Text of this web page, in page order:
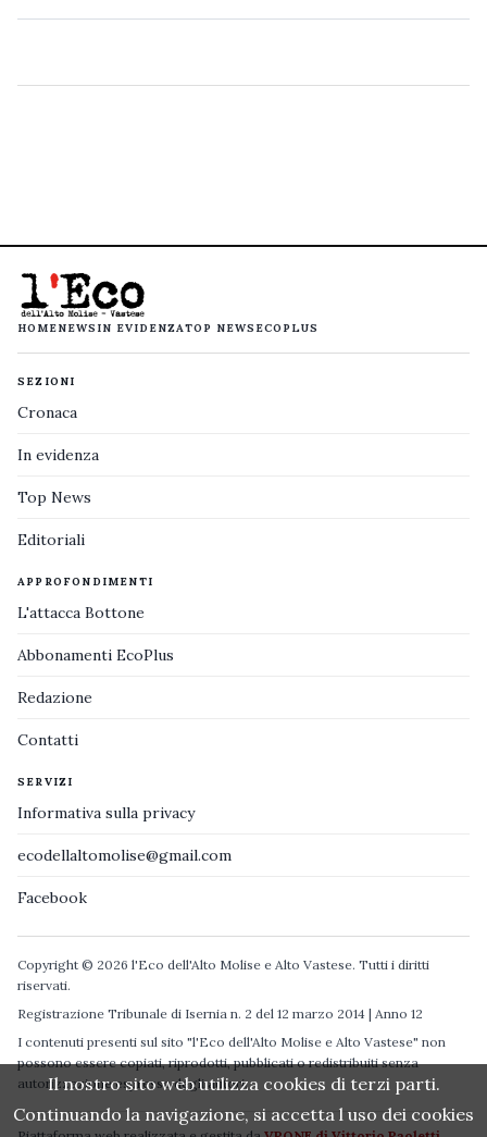
HOMENEWS IN EVIDENZATOP NEWS ECOPLUS
SEZIONI
Cronaca
In evidenza
Top News
Editoriali
APPROFONDIMENTI
L'attacca Bottone
Abbonamenti EcoPlus
Redazione
Contatti
SERVIZI
Informativa sulla privacy
ecodellaltomolise@gmail.com
Facebook
Copyright © 2026 l'Eco dell'Alto Molise e Alto Vastese. Tutti i diritti
riservati.
Registrazione Tribunale di Isernia n. 2 del 12 marzo 2014 | Anno 12
I contenuti presenti sul sito "l'Eco dell'Alto Molise e Alto Vastese" non
possono essere copiati, riprodotti, pubblicati o redistribuiti senza
autorizzazione espressa degli autori.
Il nostro sito web utilizza cookies di terzi parti.
Continuando la navigazione, si accetta l uso dei cookies